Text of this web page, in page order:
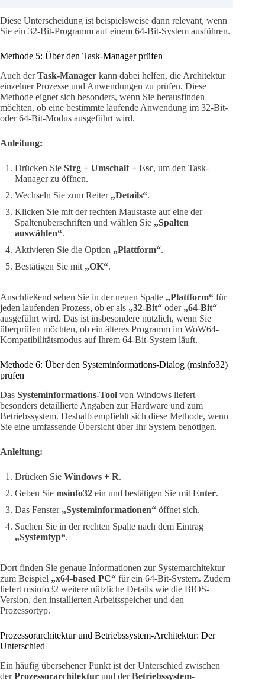
Diese Unterscheidung ist beispielsweise dann relevant, wenn
Sie ein 32-Bit-Programm auf einem 64-Bit-System ausführen.
Methode 5: Über den Task-Manager prüfen
Auch derTask-Manager kann dabei helfen, die Architektur
einzelner Prozesse und Anwendungen zu prüfen. Diese
Methode eignet sich besonders, wenn Sie herausfinden
möchten, ob eine bestimmte laufende Anwendung im 32-Bit-
oder 64-Bit-Modus ausgeführt wird.
Anleitung:
Drücken Sie Strg + Umschalt + Esc, um den Task-
Manager zu öffnen.
Wechseln Sie zum Reiter „Details“.
Klicken Sie mit der rechten Maustaste auf eine der
Spaltenüberschriften und wählen Sie „Spalten
auswählen“.
Aktivieren Sie die Option „Plattform“.
Bestätigen Sie mit „OK“.
Anschließend sehen Sie in der neuen Spalte „Plattform“ für
jeden laufenden Prozess, ob er als „32-Bit“ oder „64-Bit“
ausgeführt wird. Das ist insbesondere nützlich, wenn Sie
überprüfen möchten, ob ein älteres Programm im WoW64-
Kompatibilitätsmodus auf Ihrem 64-Bit-System läuft.
Methode 6: Über den Systeminformations-Dialog (msinfo32)
prüfen
Das Systeminformations-Tool von Windows liefert
besonders detaillierte Angaben zur Hardware und zum
Betriebssystem. Deshalb empfiehlt sich diese Methode, wenn
Sie eine umfassende Übersicht über Ihr System benötigen.
Anleitung:
Drücken Sie Windows + R.
Geben Sie msinfo32 ein und bestätigen Sie mit Enter.
Das Fenster „Systeminformationen“ öffnet sich.
Suchen Sie in der rechten Spalte nach dem Eintrag
„Systemtyp“.
Dort finden Sie genaue Informationen zur Systemarchitektur –
zum Beispiel „x64-based PC“ für ein 64-Bit-System. Zudem
liefert msinfo32 weitere nützliche Details wie die BIOS-
Version, den installierten Arbeitsspeicher und den
Prozessortyp.
Prozessorarchitektur und Betriebssystem-Architektur: Der
Unterschied
Ein häufig übersehener Punkt ist der Unterschied zwischen
derProzessorarchitektur und derBetriebssystem-